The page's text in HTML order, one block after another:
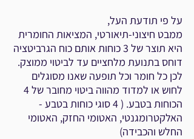
על פי תודעת העל,
ממבט חיצוני-תיאורטי, המציאות החומרית
היא תוצר של 3 כוחות אותם כוח הגרביטציה
דוחס בתנועת מלחציים עד לביטוי ממוצק.
לכן כל חומר וכל תופעה שאנו מסוגלים
לחוש או למדוד מהווה ביטוי מחובר של 4
הכוחות בטבע. ( 4 סוגי כוחות בטבע -
האלקטרומגנטי, האטומי החזק, האטומי
החלש והכבידה)